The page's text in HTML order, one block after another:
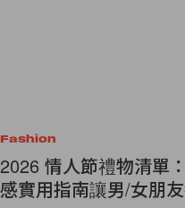
Fashion
2026 情人節禮物清單
感實用指南讓男/女朋友